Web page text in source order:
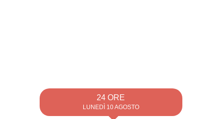
24 ORE
LUNEDÌ 10 AGOSTO